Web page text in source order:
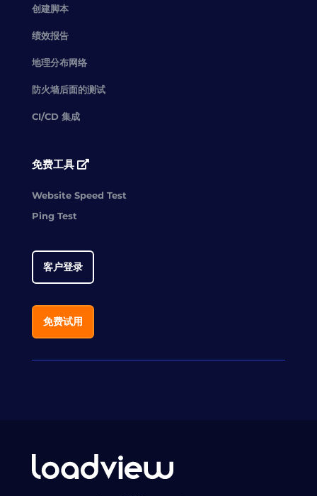
创建脚本
绩效报告
地理分布网络
防火墙后面的测试
CI/CD 集成
免费工具
Website Speed Test
Ping Test
客户登录
免费试用